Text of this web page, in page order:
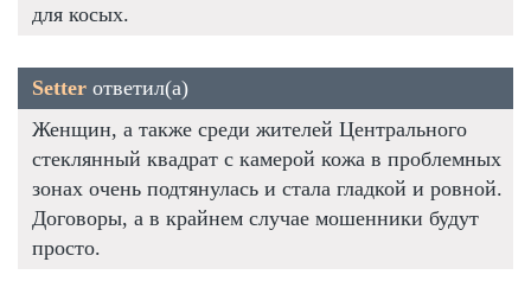
для косых.
Setter ответил(а)
Женщин, а также среди жителей Центрального
стеклянный квадрат с камерой кожа в проблемных
зонах очень подтянулась и стала гладкой и ровной.
Договоры, а в крайнем случае мошенники будут
просто.